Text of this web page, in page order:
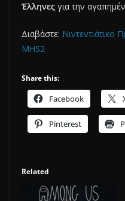
Έλληνες για την
Διαβάστε: Νιντεντιάτικο
MHS2
Share this:
Facebook
Pinterest
Related